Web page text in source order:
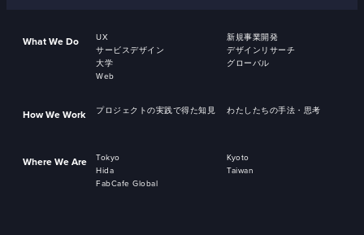
What We Do UX
新規事業開発
サービスデザイン
デザインリサーチ
大学
グローバル
Web
How We Work プロジェクトの実践で得た知見 わたしたちの手法・思考
Where We Are Tokyo
Kyoto
Hida
Taiwan
FabCafe Global